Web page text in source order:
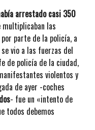
arrestado casi 350
multiplicaban las
parte de la policía, a
vio a las fuerzas del
de policía de la ciudad,
violentos y
de ayer -coches
- fue un «intento de
todos debemos